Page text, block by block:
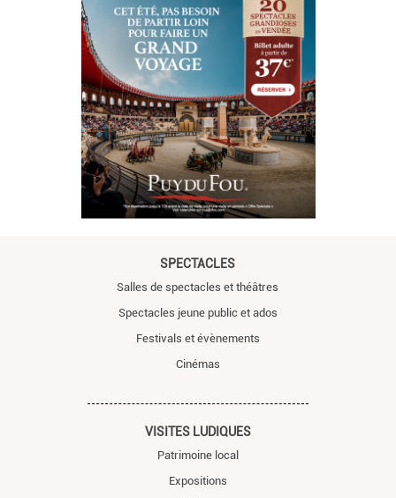
SPECTACLES
Salles de spectacles et théâtres
Spectacles jeune public et ados
Festivals et évènements
Cinémas
VISITES LUDIQUES
Patrimoine local
Expositions